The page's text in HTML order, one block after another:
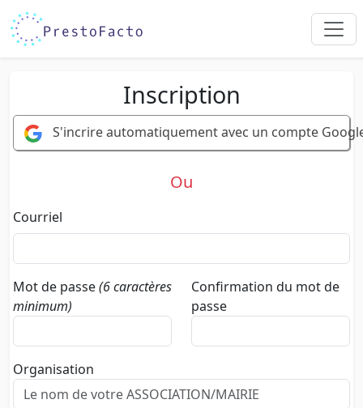
Inscription
S'incrire automatiquement avec un compte
Ou
Courriel
Mot de passe(6 caractères
minimum)
de
passe
Confirmation du mot de
passe
du
de
passe
Organisation